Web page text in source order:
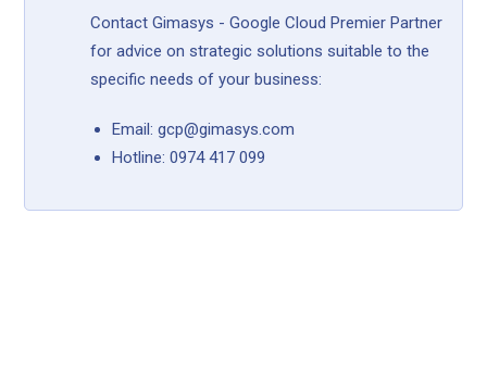
Contact Gimasys - Google Cloud Premier Partner
for advice on strategic solutions suitable to the
specific needs of your business:
Email: gcp@gimasys.com
Hotline: 0974 417 099